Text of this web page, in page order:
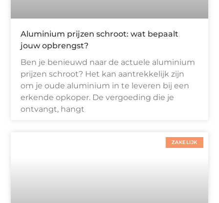
Aluminium prijzen schroot: wat bepaalt
jouw opbrengst?
Ben je benieuwd naar de actuele aluminium
prijzen schroot? Het kan aantrekkelijk zijn
om je oude aluminium in te leveren bij een
erkende opkoper. De vergoeding die je
ontvangt, hangt
ZAKELIJK